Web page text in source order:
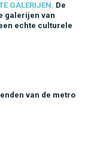
GALERIJEN. De
galerijen van
echte culturele
culturele schat.
van de metro